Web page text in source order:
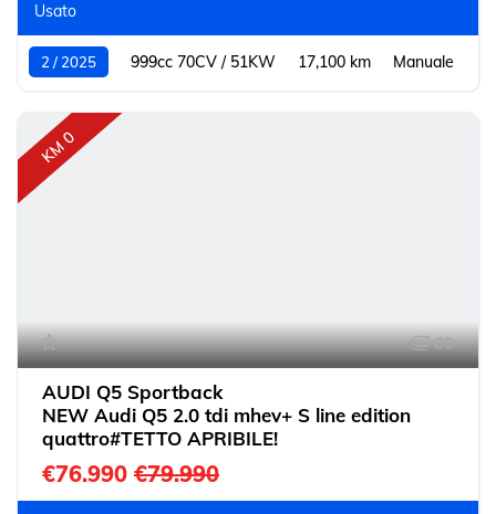
Usato
2 / 2025 999cc 70CV / 51KW 17,100 km Manuale
KM 0
69
AUDI Q5 Sportback
NEW Audi Q5 2.0 tdi mhev+ S line edition
quattro#TETTO APRIBILE!
€76.990 €79.990